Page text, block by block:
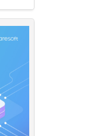
이언
해를
픽을 효
니다.
통신